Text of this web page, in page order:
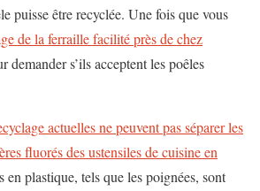
puisse être recyclée. Une fois que vous
de la ferraillefacilitéprès de chez
demander s’ils acceptent les poêles
actuelles ne peuvent pas séparer les
fluorés des ustensiles de cuisine en
en plastique, tels que les poignées, sont